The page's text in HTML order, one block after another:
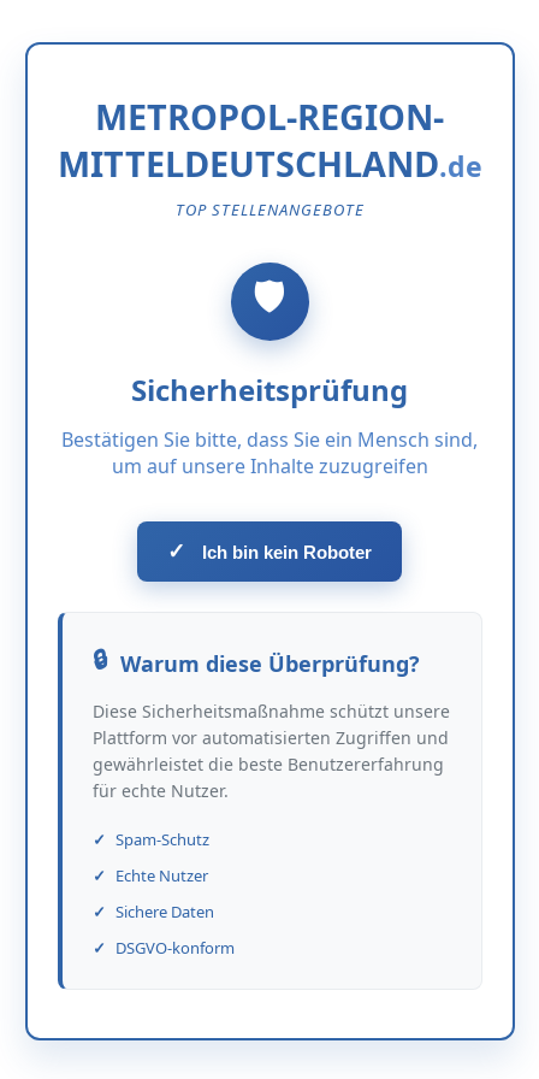
METROPOL-REGION-
MITTELDEUTSCHLAND
TOP STELLENANGEBOTE
Sicherheitsprüfung
Bestätigen Sie bitte, dass Sie ein Mensch sind,
um auf unsere Inhalte zuzugreifen
✓ Ich bin kein Roboter
Warum diese Überprüfung?
Diese Sicherheitsmaßnahme schützt unsere
Plattform vor automatisierten Zugriffen und
gewährleistet die beste Benutzererfahrung
für echte Nutzer.
Spam-Schutz
Echte Nutzer
Sichere Daten
DSGVO-konform